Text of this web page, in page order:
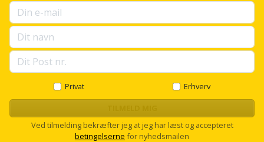
Sand
og
grus
bolte
og
møtrikker
Markeringsværktøj
Mejsel
Murerværktøj
Nedstryger
Nøgleværktøj
Fugepistol
Fugtmåler
Girafsliber
Havemøbler
Havepleje
Haveredskaber
Haveslange
tilbehør
r
u
p
s
e
l
l
c
o
Privat Erhverv
Ved tilmelding bekræfter jeg at jeg har læst og accepteret
betingelserne for nyhedsmailen